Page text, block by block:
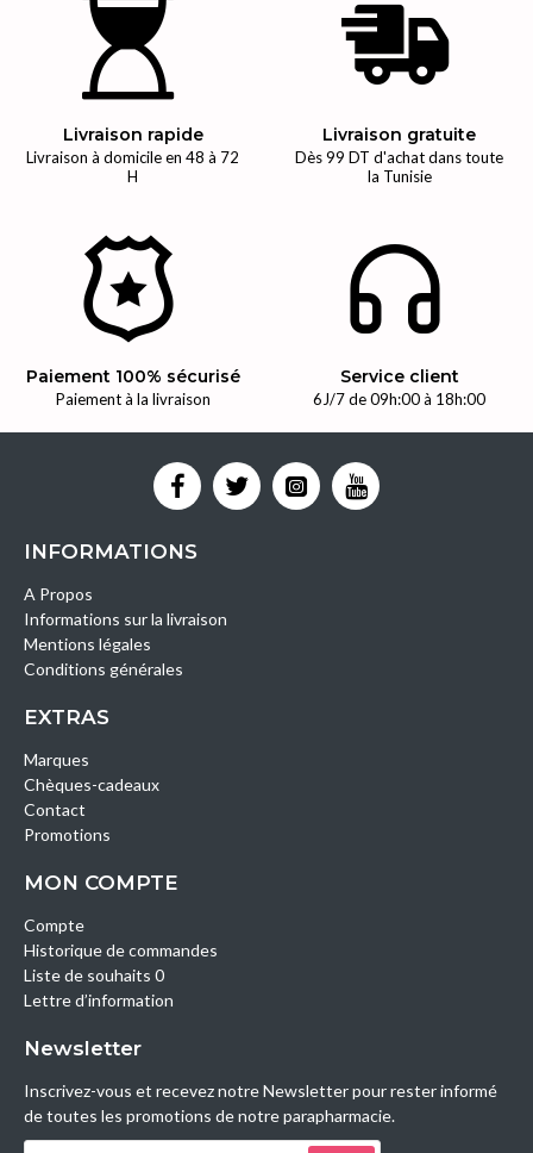
Livraison rapide
Livraison à domicile en 48 à 72
H
Livraison gratuite
Dès 99 DT d'achat dans toute
la Tunisie
Paiement 100% sécurisé
Paiement à la livraison
Service client
6J/7 de 09h:00 à 18h:00
INFORMATIONS
A Propos
Informations sur la livraison
Mentions légales
Conditions générales
EXTRAS
Marques
Chèques-cadeaux
Contact
Promotions
MON COMPTE
Compte
Historique de commandes
Liste de souhaits 0
Lettre d’information
Newsletter
Inscrivez-vous et recevez notre Newsletter pour rester informé
de toutes les promotions de notre parapharmacie.